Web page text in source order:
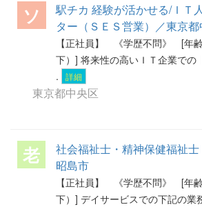
ソ
駅チカ 経験が活かせる/ＩＴ
ター（ＳＥＳ営業）／東京
【正社員】 《学歴不問》 [年
下）] 将来性の高いＩＴ企業での
.
詳細
東京都中央区
老
社会福祉士・精神保健福祉
昭島市
【正社員】 《学歴不問》 [年
下）] デイサービスでの下記の